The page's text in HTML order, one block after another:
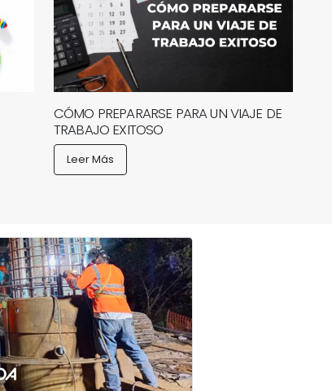
CÓMO PREPARARSE PARA UN VIAJE DE
TRABAJO EXITOSO
Leer Más